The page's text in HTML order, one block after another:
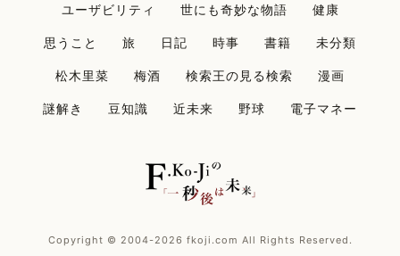
ユーザビリティ
世にも奇妙な物語
健康
思うこと
旅 日記 時事 書籍
未分類
松木里菜
梅酒 検索王の見る検索
漫画
謎解き
豆知識 近未来 野球 電子マネー
Copyright © 2004-2026 fkoji.com All Rights Reserved.